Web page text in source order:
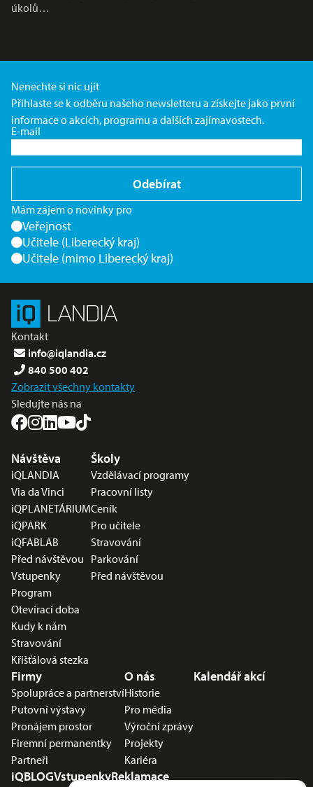
úkolů…
Nenechte si nic ujít
Přihlaste se k odběru našeho newsletteru a získejte jako první
informace o akcích, programu a dalších zajímavostech.
E-mail
Odebírat
Mám zájem o novinky pro
Veřejnost
Učitele (Liberecký kraj)
Učitele (mimo Liberecký kraj)
Kontakt
info@iqlandia.cz
840 500 402
Zobrazit všechny kontakty
Sledujte nás na
Nabídka v zápatí
Návštěva
iQLANDIA
Via da Vinci
iQPLANETÁRIUM
iQPARK
iQFABLAB
Před návštěvou
Vstupenky
Program
Otevírací doba
Kudy k nám
Stravování
Křišťálová stezka
Školy
Vzdělávací programy
Pracovní listy
Ceník
Pro učitele
Stravování
Parkování
Před návštěvou
Firmy
Spolupráce a partnerství
Putovní výstavy
Pronájem prostor
Firemní permanentky
Partneři
O nás
Historie
Pro média
Výroční zprávy
Projekty
Kariéra
Kalendář akcí
iQBLOGVstupenkyReklamace